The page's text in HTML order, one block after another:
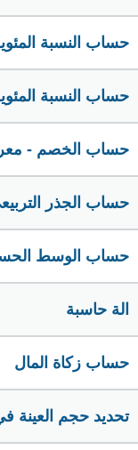
حساب النسبة
حساب النسبة
حساب الخصم -
حساب الجذر
حساب الوسط
الة حاسبة
حساب زكاة المال
تحديد حجم العينة